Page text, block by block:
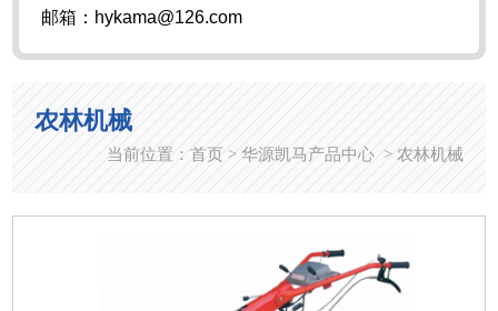
邮箱：hykama@126.com
农林机械
当前位置： 首页 > 华源凯马产品中心 > 农林机械